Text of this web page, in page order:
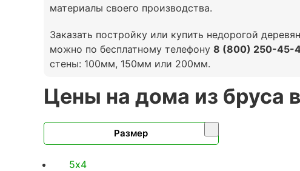
материалы своего производства.
Заказать постройку или купить недорогой
можно по бесплатному телефону 8 (800) 250-45-
стены: 100мм, 150мм или 200мм.
Цены на дома из бруса
Размер
5х4